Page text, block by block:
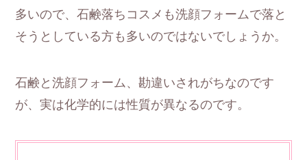
多いので、石鹸落ちコスメも洗顔フォームで落と
そうとしている方も多いのではないでしょうか。
石鹸と洗顔フォーム、勘違いされがちなのです
が、実は化学的には性質が異なるのです。